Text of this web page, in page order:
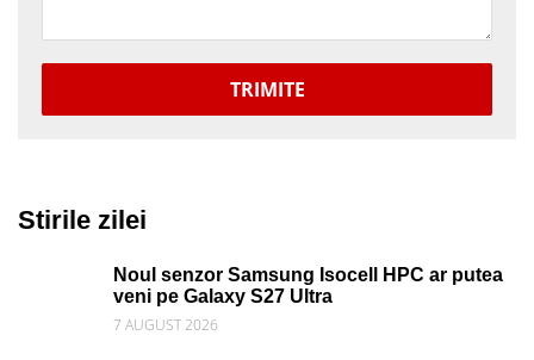
TRIMITE
Stirile zilei
Noul senzor Samsung Isocell HPC ar putea
veni pe Galaxy S27 Ultra
7 AUGUST 2026